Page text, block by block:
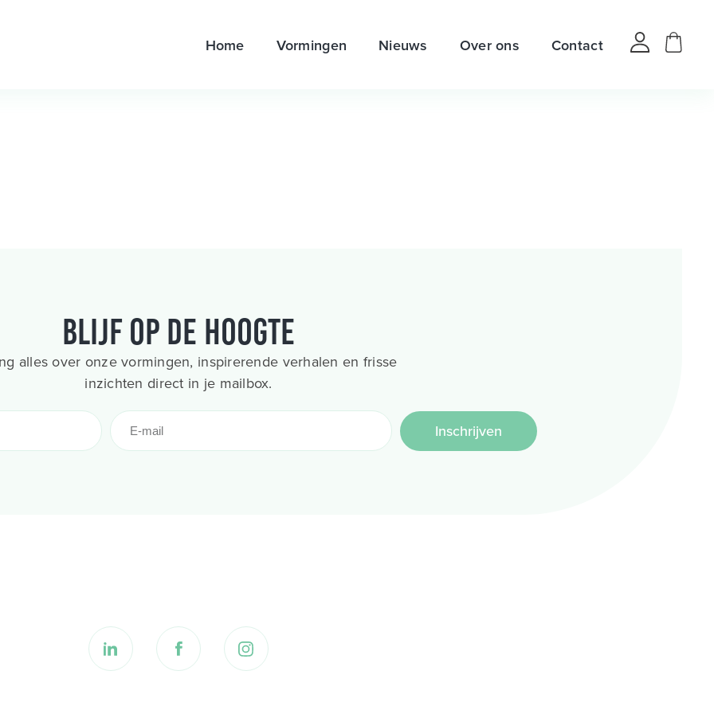
Home Vormingen Nieuws Over ons Contact
Blijf op de hoogte
alles over onze vormingen, inspirerende verhalen en frisse
inzichten direct in je mailbox.
Inschrijven